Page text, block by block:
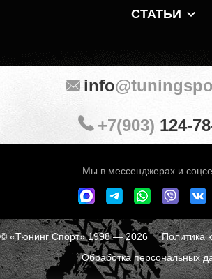
СТАТЬИ
Мы в мессенджерах и
info
+7(903) 124-
© «Тюнинг Спорт» 1998 — 2026Политика
Обработка персональных